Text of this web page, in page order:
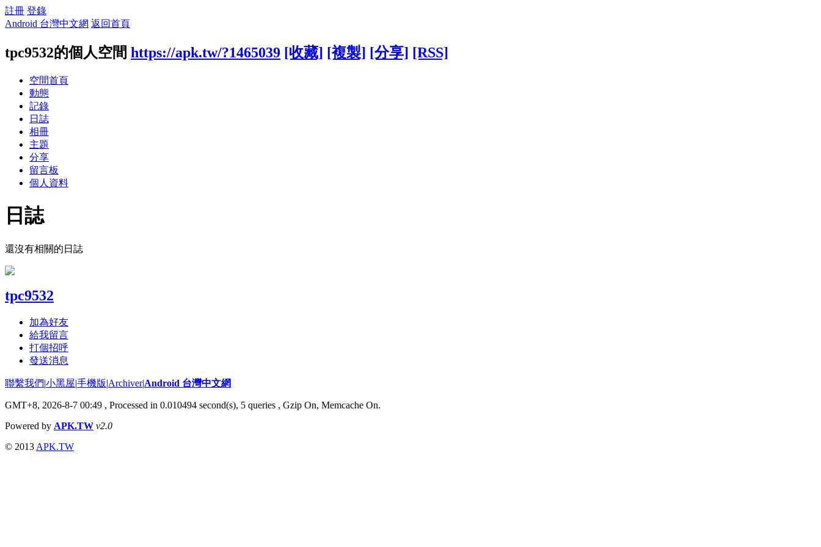
註冊 登錄
Android 台灣中文網 返回首頁
tpc9532的個人空間 https://apk.tw/?1465039 [收藏] [複製] [分享] [RSS]
空間首頁
動態
記錄
日誌
相冊
主題
分享
留言板
個人資料
日誌
還沒有相關的日誌
tpc9532
加為好友
給我留言
打個招呼
發送消息
聯繫我們|小黑屋|手機版|Archiver|Android 台灣中文網
GMT+8, 2026-8-7 00:49 , Processed in 0.010494 second(s), 5 queries , Gzip On, Memcache On.
Powered by APK.TW v2.0
© 2013 APK.TW